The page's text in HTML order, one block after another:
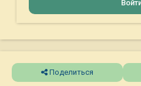
Поделиться